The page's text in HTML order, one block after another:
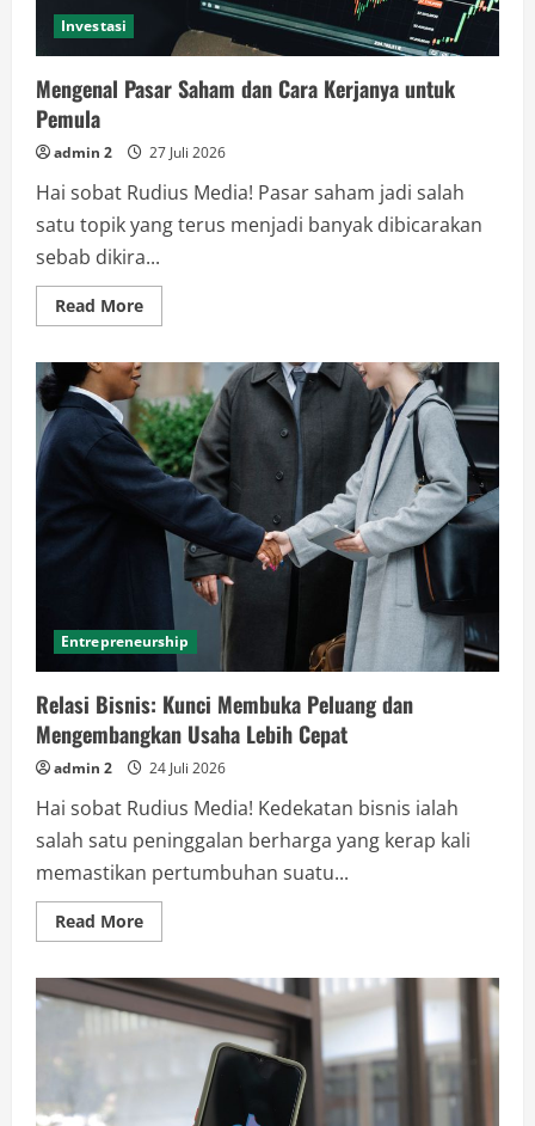
Investasi
Mengenal Pasar Saham dan Cara Kerjanya untuk
Pemula
admin 2 27 Juli 2026
Hai sobat Rudius Media! Pasar saham jadi salah
satu topik yang terus menjadi banyak dibicarakan
sebab dikira...
Read MoreRead
more
Saham
dan
Cara
Kerjanya
untuk
Pemula
Entrepreneurship
Relasi Bisnis: Kunci Membuka Peluang dan
Mengembangkan Usaha Lebih Cepat
admin 2 24 Juli 2026
Hai sobat Rudius Media! Kedekatan bisnis ialah
salah satu peninggalan berharga yang kerap kali
memastikan pertumbuhan suatu...
Read MoreRead
more
Bisnis:
Kunci
Membuka
Peluang
Mengembangkan